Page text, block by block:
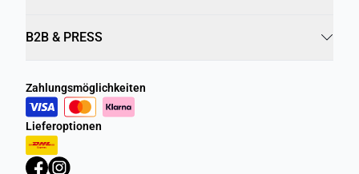
B2B & PRESS
Zahlungsmöglichkeiten
Lieferoptionen